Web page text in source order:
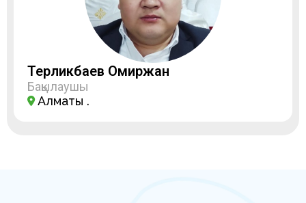
Терликбаев Омиржан
Бақылаушы
Алматы қ.